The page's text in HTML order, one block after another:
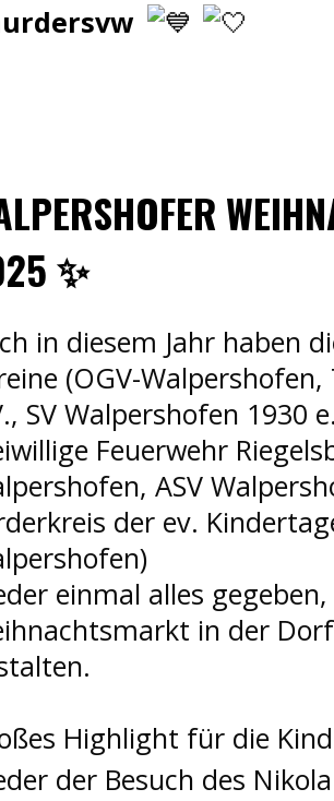
✨
in diesem Jahr haben
(OGV-
SV Walpershofen 1930
Feuerwehr
ASV
der ev.
einmal alles
in der
Highlight für die
der Besuch des